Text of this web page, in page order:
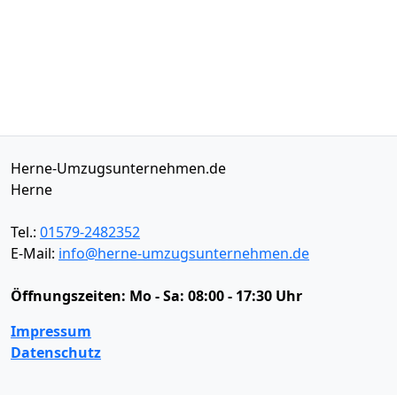
Herne-Umzugsunternehmen.de
Herne
Tel.: 01579-2482352
E-Mail: info@herne-umzugsunternehmen.de
Öffnungszeiten: Mo - Sa: 08:00 - 17:30 Uhr
Impressum
Datenschutz